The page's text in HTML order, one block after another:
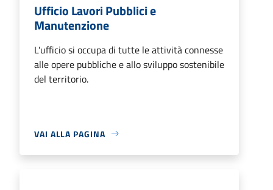
Ufficio Lavori Pubblici e
Manutenzione
L'ufficio si occupa di tutte le attività connesse
alle opere pubbliche e allo sviluppo sostenibile
del territorio.
VAI ALLA PAGINA